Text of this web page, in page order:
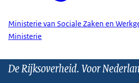
Ministerie van Sociale Zaken en
Ministerie
De Rijksoverheid. Voor